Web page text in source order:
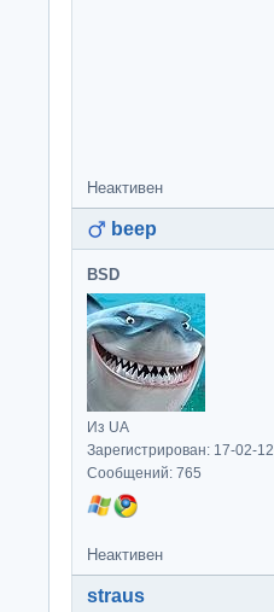
Неактивен
beep
BSD
Из UA
Зарегистрирован: 17-02-12
Сообщений: 765
Неактивен
straus